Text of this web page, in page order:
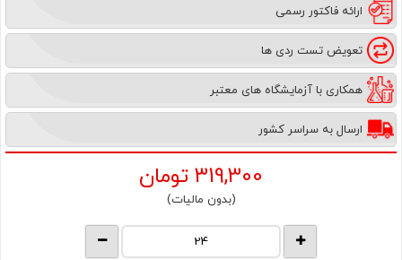
ارائه فاکتور رسمی
تعویض تست ردی ها
همکاری با آزمایشگاه های معتبر
ارسال به سراسر کشور
319,300 تومان
(بدون مالیات)